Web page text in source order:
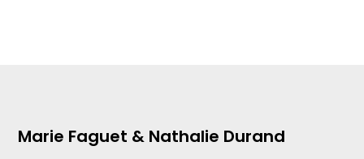
Marie Faguet & Nathalie Durand